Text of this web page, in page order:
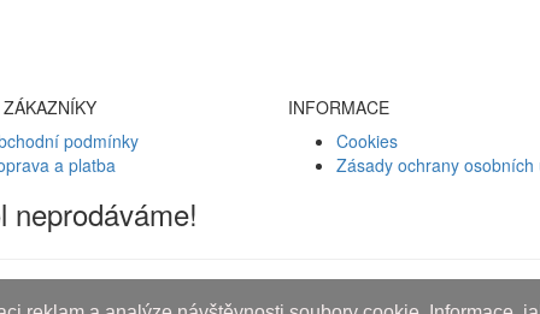
podmínky
a platba
INFORMACE
Cookies
Zásady ochrany osobních
neprodáváme!